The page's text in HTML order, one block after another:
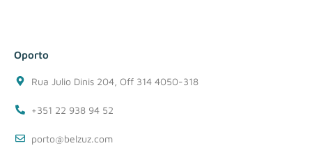
Oporto
Rua Julio Dinis 204, Off 314 4050-318
+351 22 938 94 52
porto@belzuz.com